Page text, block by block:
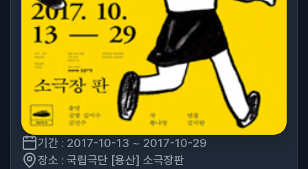
기간 : 2017-10-13 ~ 2017-10-29
장소 : 국립극단 [용산] 소극장판